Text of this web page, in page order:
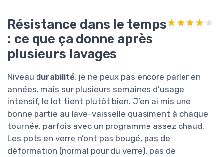
Résistance dans le temps
: ce que ça donne après
plusieurs lavages
★★★★★
★★★★★
Niveau durabilité, je ne peux pas encore parler en
années, mais sur plusieurs semaines d’usage
intensif, le lot tient plutôt bien. J’en ai mis une
bonne partie au lave-vaisselle quasiment à chaque
tournée, parfois avec un programme assez chaud.
Les pots en verre n’ont pas bougé, pas de
déformation (normal pour du verre), pas de